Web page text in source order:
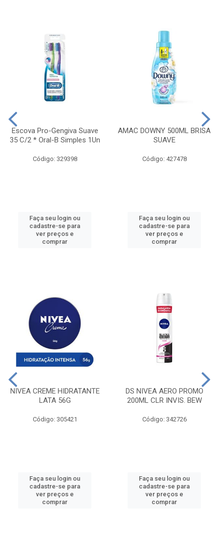
Escova Pro-Gengiva Suave
35 C/2 * Oral-B Simples 1Un
Código: 329398
Faça seu login ou
cadastre-se para
ver preços e
comprar
AMAC DOWNY 500ML BRISA
SUAVE
Código: 427478
Faça seu login ou
cadastre-se para
ver preços e
comprar
NIVEA CREME HIDRATANTE
LATA 56G
Código: 305421
Faça seu login ou
cadastre-se para
ver preços e
comprar
DS NIVEA AERO PROMO
200ML CLR INVIS. BEW
Código: 342726
Faça seu login ou
cadastre-se para
ver preços e
comprar